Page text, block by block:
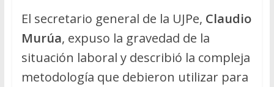
El secretario general de la UJPe, Claudio
Murúa, expuso la gravedad de la
situación laboral y describió la compleja
metodología que debieron utilizar para